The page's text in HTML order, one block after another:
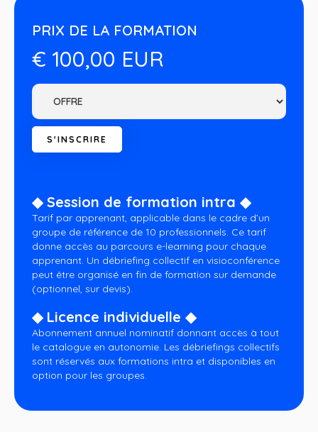
PRIX DE LA FORMATION
€ 100,00 EUR
◆ Session de formation intra ◆
Tarif par apprenant, applicable dans le cadre d’un
groupe de référence de 10 professionnels. Ce tarif
donne accès au parcours e-learning pour chaque
apprenant. Un débriefing collectif en visioconférence
peut être organisé en fin de formation sur demande
(optionnel, sur devis).
◆ Licence individuelle ◆
Abonnement annuel nominatif donnant accès à tout
le catalogue en autonomie. Les débriefings collectifs
sont réservés aux formations intra et disponibles en
option pour les groupes.